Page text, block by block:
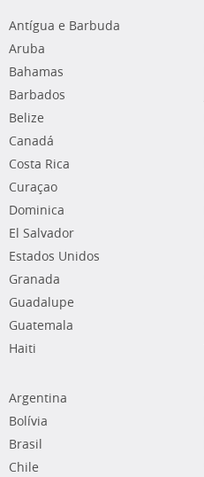
Antígua e Barbuda
Aruba
Bahamas
Barbados
Belize
Canadá
Costa Rica
Curaçao
Dominica
El Salvador
Estados Unidos
Granada
Guadalupe
Guatemala
Haiti
Argentina
Bolívia
Brasil
Chile